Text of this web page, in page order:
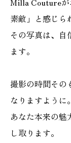
素敵」と感じら
その写真は、自
ます。
撮影の時間その
なりますように。
あなた本来の
し取ります。